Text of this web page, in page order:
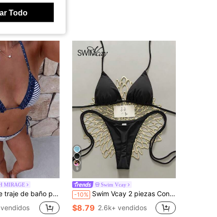
MIRAGE
y lunares, ropa exterior de moda/ropa deportiva/casual/Y2K/2000s/estilo Y2K/elegante/retro/ropa de calle/vacaciones/fiesta de piscina en festival de música, verano 2026
9
Swim Vcay
-10% Swim Vcay 2 piezas Conjunto de traje de baño para mujer, Bikini de ganchillo blanco hecho a mano Traje de baño de 2 piezas para mujer Traje de baño Y2k para mujer Conjunto de bikini para mujer Traje de baño para mujer Conjunto de bikini para mujer Conjunto de traje de baño para mujer Conjunto de bikini con aros para mujer Bikini negro con tirantes de cuerda
$8.79 2.6k+ vendidos
Todo